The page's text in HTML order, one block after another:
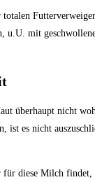
u.U. mit
überhaupt nicht
ist es nicht
für diese Milch